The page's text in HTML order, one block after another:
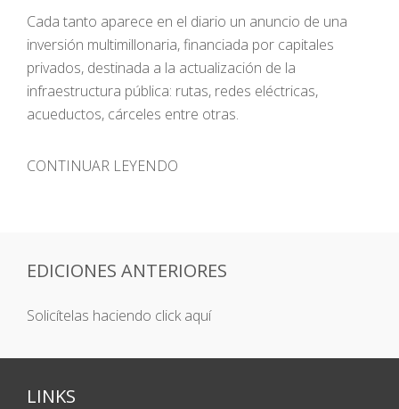
Cada tanto aparece en el diario un anuncio de una
inversión multimillonaria, financiada por capitales
privados, destinada a la actualización de la
infraestructura pública: rutas, redes eléctricas,
acueductos, cárceles entre otras.
CONTINUAR LEYENDO
EDICIONES ANTERIORES
Solicítelas haciendo click aquí
LINKS